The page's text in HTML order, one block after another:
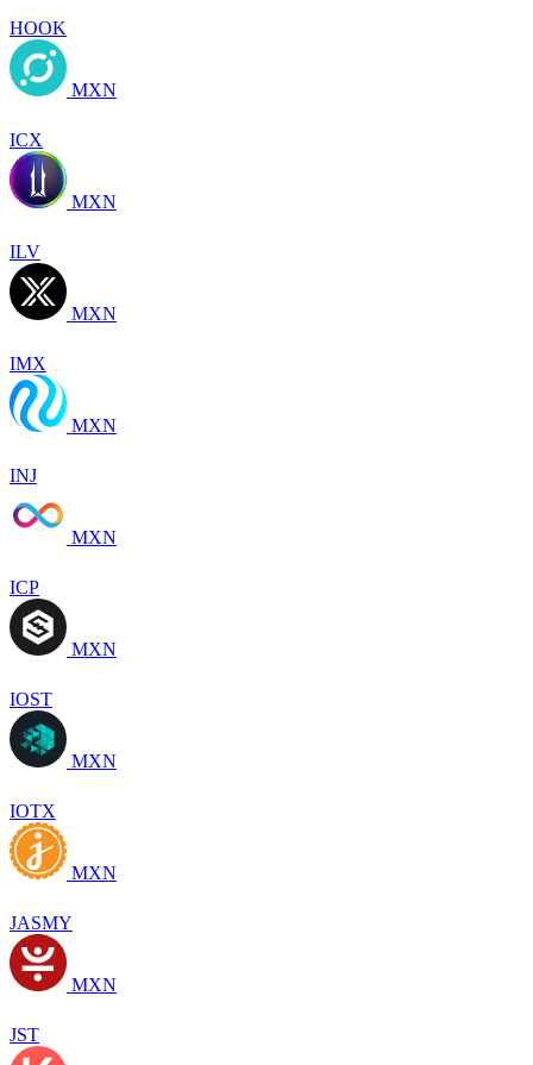
HOOK
MXN
ICX
MXN
ILV
MXN
IMX
MXN
INJ
MXN
ICP
MXN
IOST
MXN
IOTX
MXN
JASMY
MXN
JST